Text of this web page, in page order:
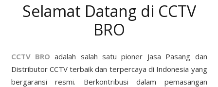
Selamat Datang di CCTV
BRO
CCTV BRO adalah salah satu pioner Jasa Pasang dan
Distributor CCTV terbaik dan terpercaya di Indonesia yang
bergaransi resmi. Berkontribusi dalam pemasangan